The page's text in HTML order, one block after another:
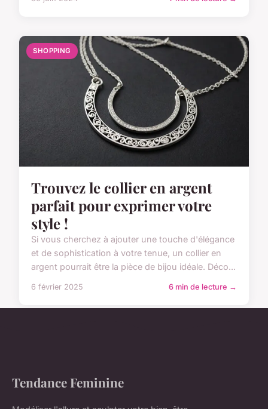
SHOPPING
Trouvez le collier en argent
parfait pour exprimer votre
style !
Si vous cherchez à ajouter une touche d'élégance
et de sophistication à votre tenue, un collier en
argent pourrait être la pièce de bijou idéale. Déco...
6 février 2025 6 min de lecture →
Tendance Feminine